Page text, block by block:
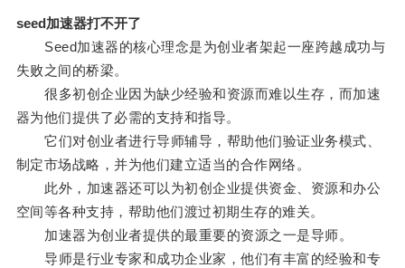
seed加速器打不开了
Seed加速器的核心理念是为创业者架起一座跨越成功与
失败之间的桥梁。
很多初创企业因为缺少经验和资源而难以生存，而加速
器为他们提供了必需的支持和指导。
它们对创业者进行导师辅导，帮助他们验证业务模式、
制定市场战略，并为他们建立适当的合作网络。
此外，加速器还可以为初创企业提供资金、资源和办公
空间等各种支持，帮助他们渡过初期生存的难关。
加速器为创业者提供的最重要的资源之一是导师。
导师是行业专家和成功企业家，他们有丰富的经验和专